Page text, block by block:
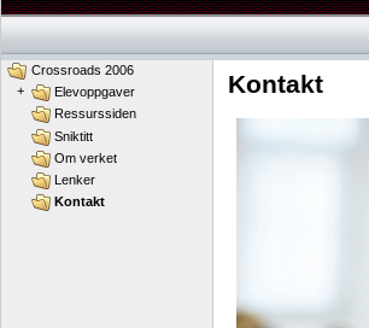
Kontakt
Crossroads 2006
+
Elevoppgaver
Ressurssiden
Sniktitt
Om verket
Lenker
Kontakt